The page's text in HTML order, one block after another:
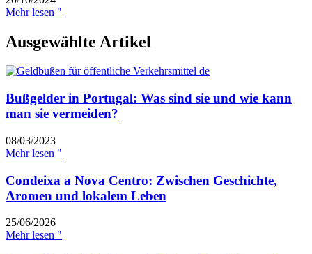
Mehr lesen "
Ausgewählte Artikel
Bußgelder in Portugal: Was sind sie und wie kann
man sie vermeiden?
08/03/2023
Mehr lesen "
Condeixa a Nova Centro: Zwischen Geschichte,
Aromen und lokalem Leben
25/06/2026
Mehr lesen "